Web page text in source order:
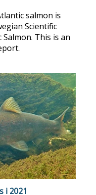
salmon is
Scientific
This is an
i 2021